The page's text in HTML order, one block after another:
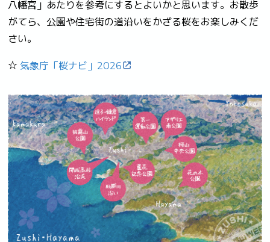
八幡宮」あたりを参考にするとよいかと思います。お散歩
がてら、公園や住宅街の道沿いをかざる桜をお楽しみくだ
さい。
☆ 気象庁「桜ナビ」2026